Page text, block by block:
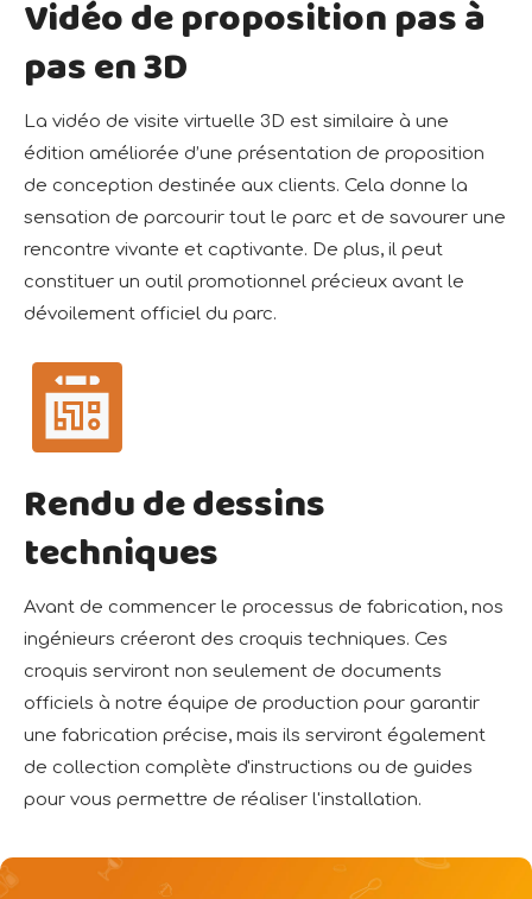
Vidéo de proposition pas à
pas en 3D
La vidéo de visite virtuelle 3D est similaire à une
édition améliorée d’une présentation de proposition
de conception destinée aux clients. Cela donne la
sensation de parcourir tout le parc et de savourer une
rencontre vivante et captivante. De plus, il peut
constituer un outil promotionnel précieux avant le
dévoilement officiel du parc.
Rendu de dessins
techniques
Avant de commencer le processus de fabrication, nos
ingénieurs créeront des croquis techniques. Ces
croquis serviront non seulement de documents
officiels à notre équipe de production pour garantir
une fabrication précise, mais ils serviront également
de collection complète d'instructions ou de guides
pour vous permettre de réaliser l'installation.